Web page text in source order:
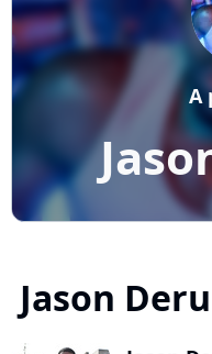
A
Jason